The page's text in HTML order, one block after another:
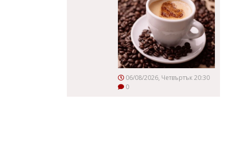
06/08/2026, Четвъртък 20:30
0